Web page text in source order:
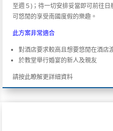
至週５)；待一切安排妥當即可前往
可悠閒的享受南國度假的樂趣。
此方案非常適合
對酒店要求較高且想要悠閒在酒店
於教堂舉行婚宴的新人及親友
請按此瞭解更詳細資料